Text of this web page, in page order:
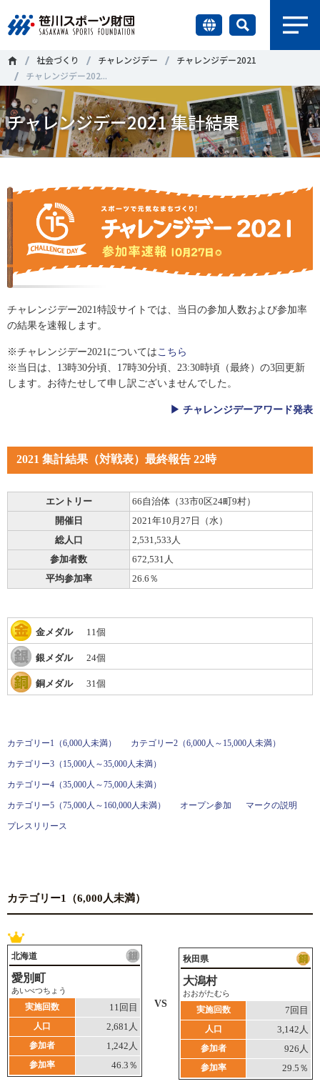
財団情報
研究員紹介
調査・研究
社会づくり
国際情報
知る学ぶ
ニュース
お問い合わせ・お申し込み
「SSFニュース」
会員登録
個人情報保護方針
＃誰が子どものスポーツをささえるのか ＃部活動
＃アクティブなまちづくり ＃日本人の身体活動と健康寿命
＃障害者スポーツ ＃スポーツ基本計画
＃高齢者スポーツ ＃差別とダイバーシティ
スポーツライフ・データ
スポーツ白書
政策提言
子どものスポーツ
スポーツ・ガバナンス
スポーツ政策・予算
健康とスポーツ
社会づくり
自治体との連携
各教育機関との連携
スポーツ振興団体との連携
【動画】スポーツでアクティブなまちづくり
知る学ぶ
SPORT POLICY INCUBATOR ―スポーツ政策の『卵』 ―
Sport Topics
社会づくり チャレンジデー
チャレンジデー2021
チャレンジデー202...
チャレンジデー2021 集計結果
チャレンジデー2021特設サイトでは、当日の参加人数および参加率
の結果を速報します。
※チャレンジデー2021については こちら
※当日は、13時30分頃、17時30分頃、23:30時頃（最終）の3回更新
します。お待たせして申し訳ございませんでした。
▶ チャレンジデーアワード発表
2021 集計結果（対戦表）最終報告 22時
エントリー
66自治体（33市0区24町9村）
開催日
2021年10月27日（水）
総人口
2,531,533人
参加者数
672,531人
平均参加率
26.6％
金メダル 11個
銀メダル 24個
銅メダル 31個
カテゴリー1（6,000人未満） カテゴリー2（6,000人～15,000人未満）
カテゴリー3（15,000人～35,000人未満）
カテゴリー4（35,000人～75,000人未満）
カテゴリー5（75,000人～160,000人未満） オープン参加 マークの説明
プレスリリース
カテゴリー1（6,000人未満）
北海道
愛別町
あいべつちょう
実施回数 11回目
人口 2,681人
参加者 1,242人
参加率 46.3％
VS
秋田県
大潟村
おおがたむら
実施回数 7回目
人口 3,142人
参加者 926人
参加率 29.5％